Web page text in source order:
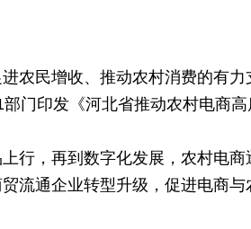
农民增收、推动农村消费的有力
门印发《河北省推动农村电商高
行，再到数字化发展，农村电商
流通企业转型升级，促进电商与